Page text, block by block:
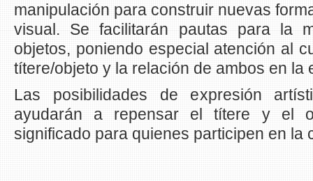
manipulación para construir nuevas
visual. Se facilitarán pautas para la
objetos, poniendo especial atención al
títere/objeto y la relación de ambos en la
Las posibilidades de expresión
ayudarán a repensar el títere y el
significado para quienes participen en la